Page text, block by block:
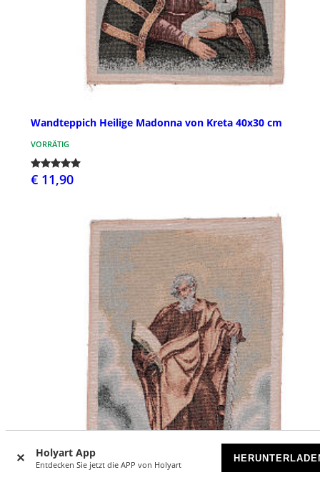
Holyart App
Entdecken Sie jetzt die APP von Holyart
Wandteppich Heilige Madonna von Kreta 40x30 cm
VORRÄTIG
€ 11,90